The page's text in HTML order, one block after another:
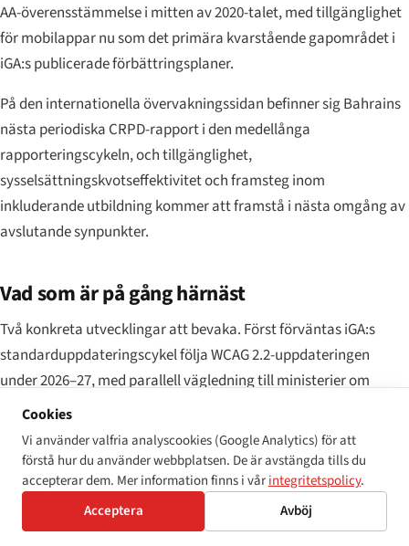
AA-överensstämmelse i mitten av 2020-talet, med tillgänglighet
för mobilappar nu som det primära kvarstående gapområdet i
iGA:s publicerade förbättringsplaner.
På den internationella övervakningssidan befinner sig Bahrains
nästa periodiska CRPD-rapport i den medellånga
rapporteringscykeln, och tillgänglighet,
sysselsättningskvotseffektivitet och framsteg inom
inkluderande utbildning kommer att framstå i nästa omgång av
avslutande synpunkter.
Vad som är på gång härnäst
Två konkreta utvecklingar att bevaka. Först förväntas iGA:s
standarduppdateringscykel följa WCAG 2.2-uppdateringen
under 2026–27, med parallell vägledning till ministerier om
bedömnings- och åtgärdstidslinjer för de nya
framgångskriterierna. Vidare har Higher Committee for the
Disabled signalerat en avsikt att uppdatera Law 74/2006:s
genomförandeförordningar för att adressera digital
tillgänglighet mer explicit — vilket återspeglar både CRPD-
kommitténs rekommendationer och den praktiska erfarenheten
Cookies
Vi använder valfria analyscookies (Google Analytics) för att
förstå hur du använder webbplatsen. De är avstängda tills du
accepterar dem. Mer information finns i vårintegritetspolicy.
Acceptera
Avböj